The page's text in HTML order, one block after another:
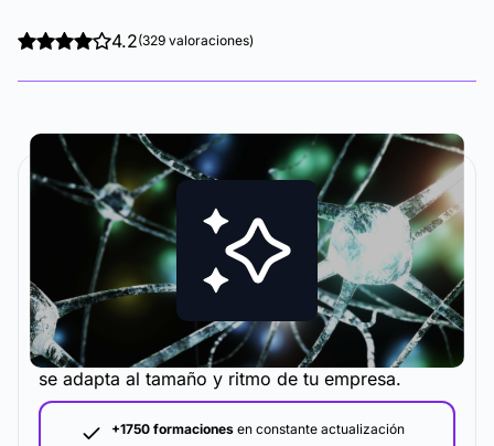
4.2(329 valoraciones)
La metodología y plataforma de formación que
se adapta al tamaño y ritmo de tu empresa.
+1750 formaciones en constante actualización